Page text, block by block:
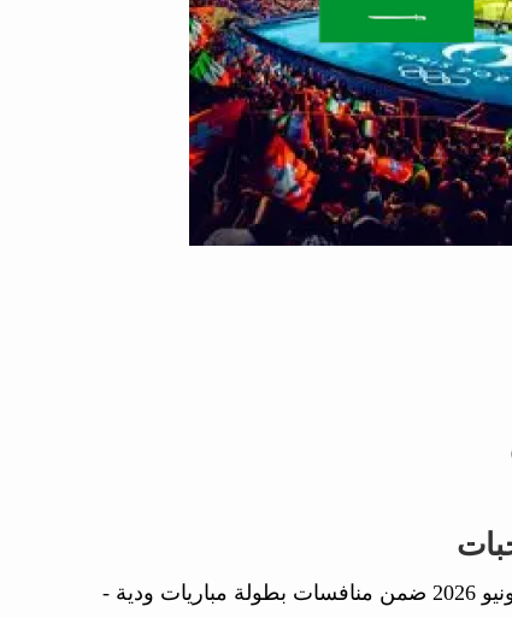
في مباراة جمعتهما اليوم 06 يونيو 2026 ضمن منافسات بطولة مباريات ودية -